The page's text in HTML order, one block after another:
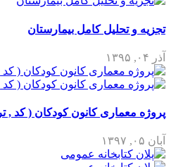
تجزیه و تحلیل کامل بیمارستان
آذر ۰۴, ۱۳۹۵
پروژه معماری کانون کودکان ( کد
آبان ۰۵, ۱۳۹۷